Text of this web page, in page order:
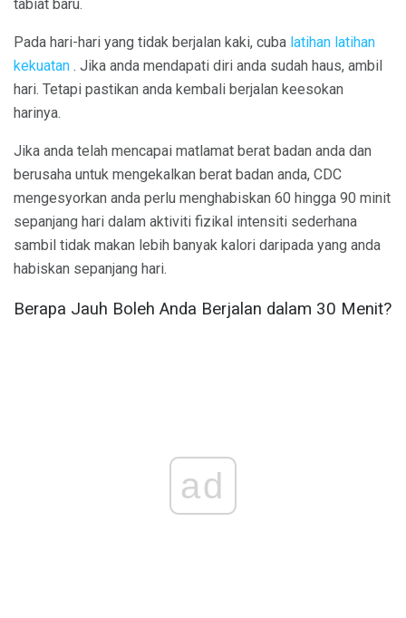
tabiat baru.
Pada hari-hari yang tidak berjalan kaki, cuba latihan latihan
kekuatan . Jika anda mendapati diri anda sudah haus, ambil
hari. Tetapi pastikan anda kembali berjalan keesokan
harinya.
Jika anda telah mencapai matlamat berat badan anda dan
berusaha untuk mengekalkan berat badan anda, CDC
mengesyorkan anda perlu menghabiskan 60 hingga 90 minit
sepanjang hari dalam aktiviti fizikal intensiti sederhana
sambil tidak makan lebih banyak kalori daripada yang anda
habiskan sepanjang hari.
Berapa Jauh Boleh Anda Berjalan dalam 30 Menit?
ad